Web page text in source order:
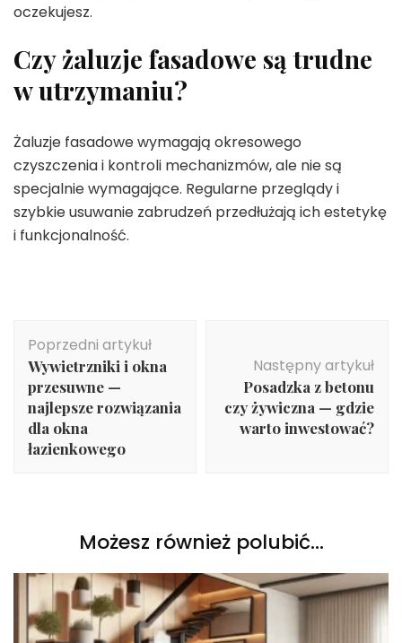
oczekujesz.
Czy żaluzje fasadowe są trudne
w utrzymaniu?
Żaluzje fasadowe wymagają okresowego
czyszczenia i kontroli mechanizmów, ale nie są
specjalnie wymagające. Regularne przeglądy i
szybkie usuwanie zabrudzeń przedłużają ich estetykę
i funkcjonalność.
wpisu
Poprzedni artykuł
Wywietrzniki i okna
przesuwne —
najlepsze rozwiązania
dla okna
łazienkowego
Następny artykuł
Posadzka z betonu
czy żywiczna — gdzie
warto inwestować?
Możesz również polubić…